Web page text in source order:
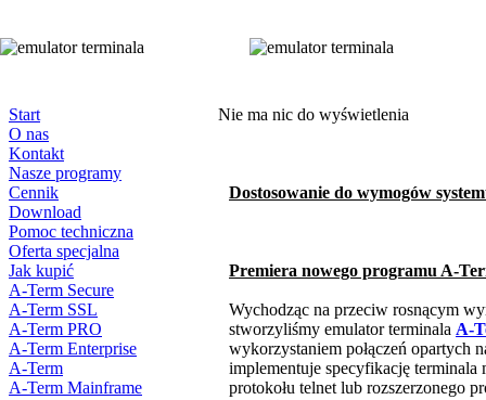
Start
O nas
Kontakt
Nasze programy
Cennik
Download
Pomoc techniczna
Oferta specjalna
Jak kupić
A-Term Secure
A-Term SSL
A-Term PRO
A-Term Enterprise
A-Term
A-Term Mainframe
Nie ma nic do wyświetlenia
Dostosowanie do wymogów
Premiera nowego programu A-
Wychodząc na przeciw rosnącym
stworzyliśmy emulator terminala A-
wykorzystaniem połączeń opartych
implementuje specyfikację terminala
protokołu telnet lub rozszerzonego